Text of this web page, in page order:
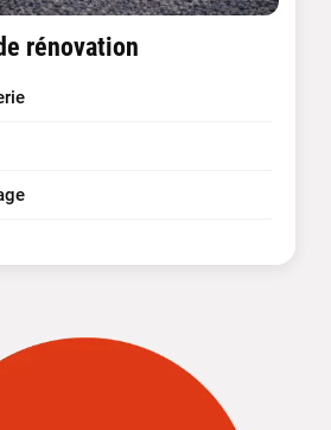
rénovation